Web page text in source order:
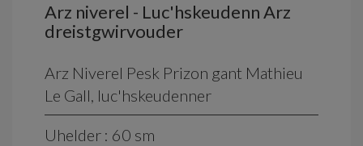
Arz niverel - Luc'hskeudenn Arz
dreistgwirvouder
Arz Niverel Pesk Prizon gant Mathieu
Le Gall, luc'hskeudenner
Uhelder : 60 sm